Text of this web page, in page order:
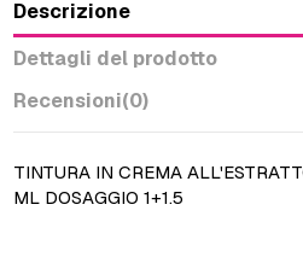
Descrizione
Dettagli del prodotto
Recensioni(0)
TINTURA IN CREMA
ML DOSAGGIO 1+1.5